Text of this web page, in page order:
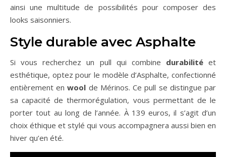
ainsi une multitude de possibilités pour composer des
looks saisonniers.
Style durable avec Asphalte
Si vous recherchez un pull qui combine durabilitéet
esthétique, optez pour le modèle d’Asphalte, confectionné
entièrement enwool de Mérinos. Ce pull se distingue par
sa capacité de thermorégulation, vous permettant de le
porter tout au long de l’année. À 139 euros, il s’agit d’un
choix éthique et stylé qui vous accompagnera aussi bien en
hiver qu’en été.